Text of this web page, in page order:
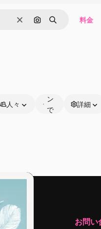
消去 画像で検索
検索 料金
人々
ン
で
詳細
運営 お問い